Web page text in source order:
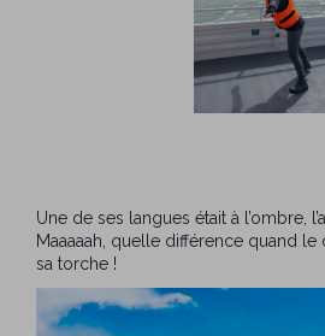
Une de ses langues était à l’ombre,
Maaaaah, quelle différence quand
sa torche !